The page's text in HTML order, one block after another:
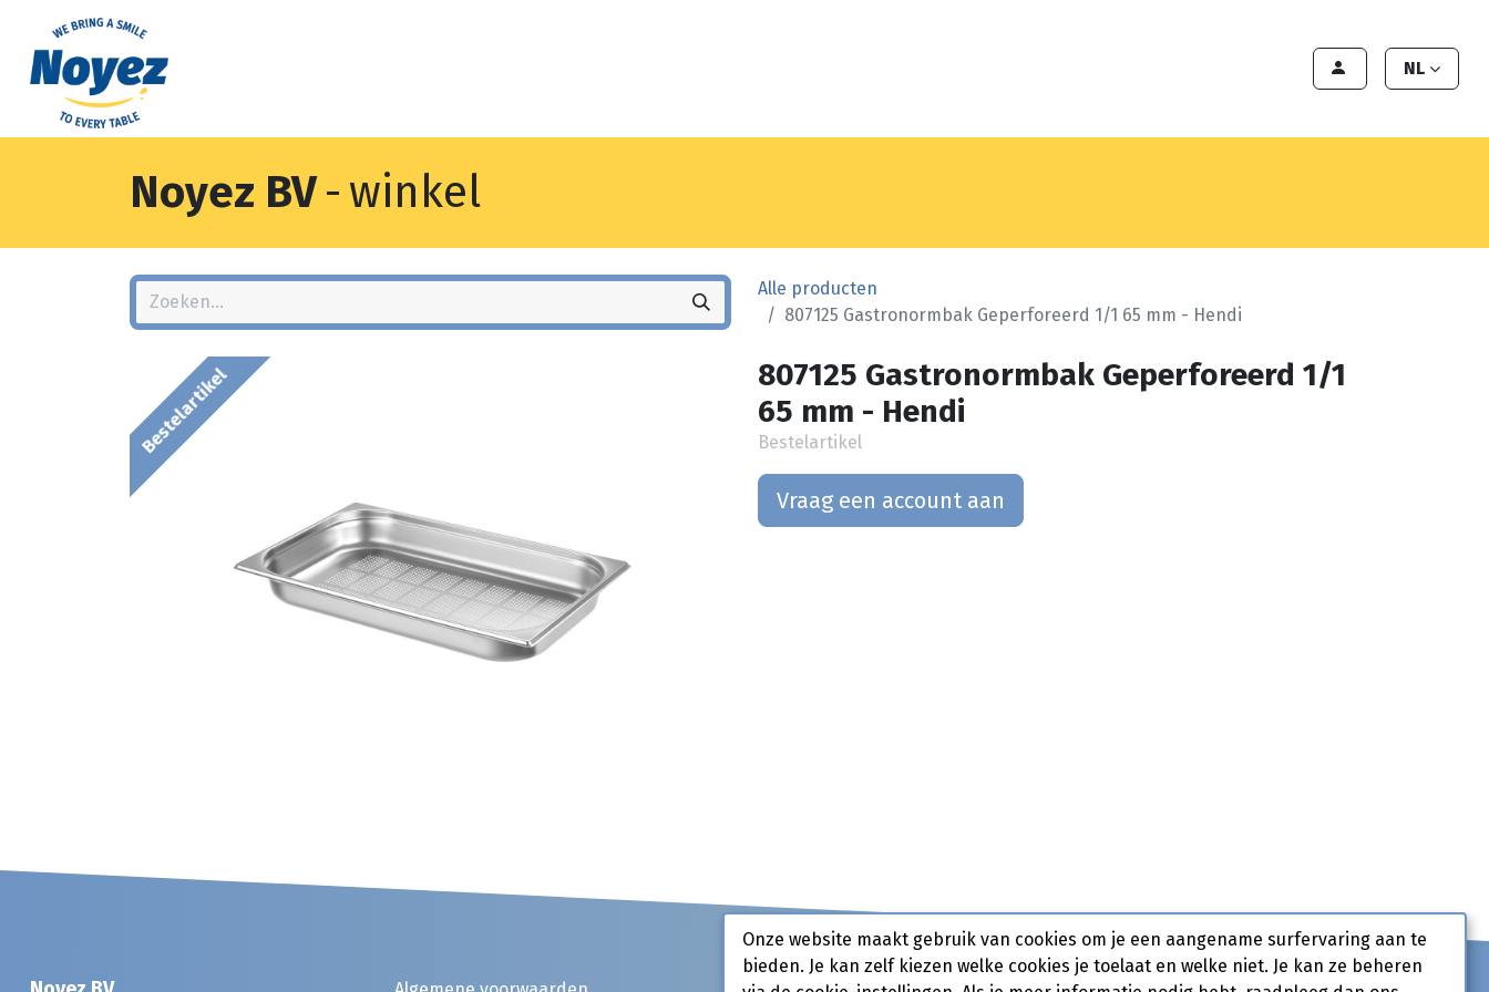
NL
Noyez BV- winkel
Alle producten
807125 Gastronormbak Geperforeerd 1/1 65 mm - Hendi
Bestelartikel
807125 Gastronormbak Geperforeerd 1/1
65 mm - Hendi
Bestelartikel
Vraag een account aan
Onze website maakt gebruik van cookies om je een aangename surfervaring aan te
bieden. Je kan zelf kiezen welke cookies je toelaat en welke niet. Je kan ze beheren